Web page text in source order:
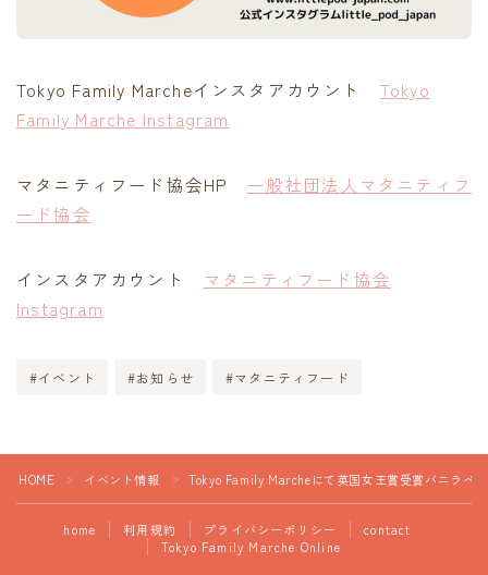
Tokyo Family Marcheインスタアカウント Tokyo
Family Marche Instagram
マタニティフード協会HP 一般社団法人マタニティフ
ード協会
インスタアカウント マタニティフード協会
Instagram
#イベント #お知らせ #マタニティフード
HOME ＞ イベント情報 ＞ Tokyo Family Marcheにて英国女王賞受賞バニラペ
home 利用規約 プライバシーポリシー
contact
Tokyo Family Marche Online